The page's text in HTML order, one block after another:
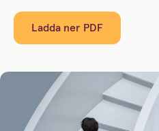
Ladda ner PDF